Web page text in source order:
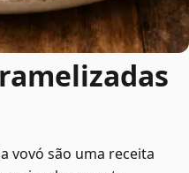
vovó são uma receita